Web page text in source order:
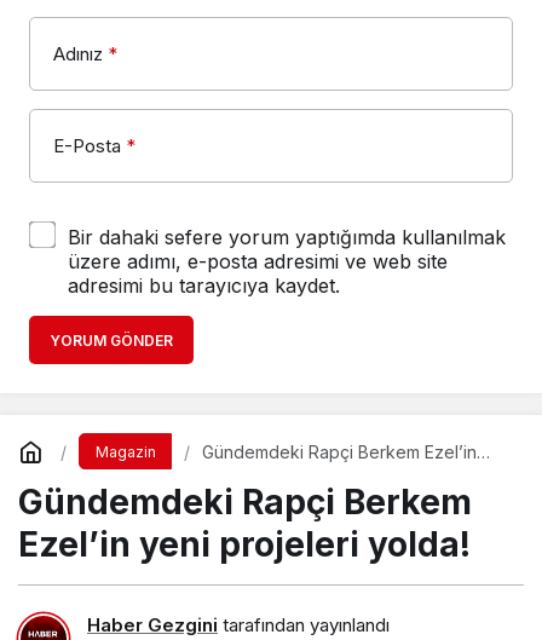
Adınız *
E-Posta *
Bir dahaki sefere yorum yaptığımda kullanılmak
üzere adımı, e-posta adresimi ve web site
adresimi bu tarayıcıya kaydet.
YORUM GÖNDER
Magazin
Gündemdeki Rapçi Berkem Ezel’in
Gündemdeki Rapçi Berkem
Ezel’in yeni projeleri yolda!
Haber Gezgini tarafından yayınlandı